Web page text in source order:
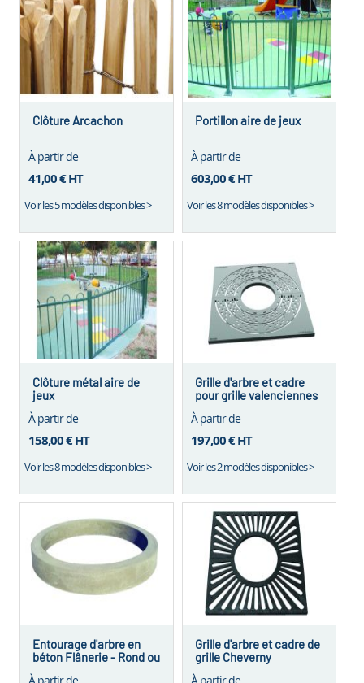
Clôture Arcachon
À partir de
41,00 €HT
Voir les 5 modèles disponibles >
Portillon aire de jeux
À partir de
603,00 €HT
Voir les 8 modèles disponibles >
Clôture métal aire de
jeux
À partir de
158,00 €HT
Voir les 8 modèles disponibles >
Grille d'arbre et cadre
pour grille valenciennes
À partir de
197,00 €HT
Voir les 2 modèles disponibles >
Entourage d'arbre en
béton Flânerie - Rond ou
Grille d'arbre et cadre de
grille Cheverny